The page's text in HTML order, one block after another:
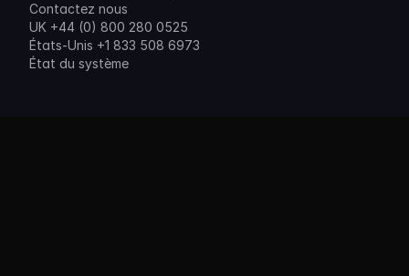
Contactez nous
UK +44 (0) 800 280 0525
États-Unis +1 833 508 6973
État du système